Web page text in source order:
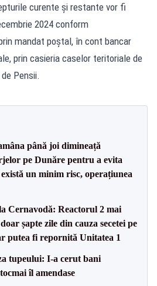
curente și restante vor fi
2024 conform
mandat poștal, în cont bancar
prin casieria caselor teritoriale de
Pensii.
până joi dimineață
pe Dunăre pentru a evita
un minim risc, operațiunea
Cernavodă: Reactorul 2 mai
șapte zile din cauza secetei pe
putea fi repornită Unitatea 1
tupeului: I-a cerut bani
îl amendase